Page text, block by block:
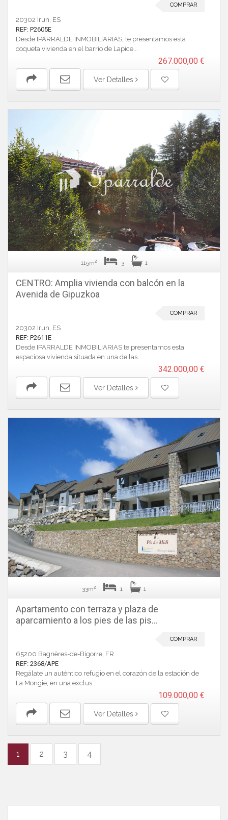
COMPRAR
20302 Irun, ES
REF: P2605E
Desde IPARRALDE INMOBILIARIAS, te presentamos esta
coqueta vivienda en el barrio de Lapice...
267.000,00 €
Ver Detalles
115m2 3 1
CENTRO: Amplia vivienda con balcón en la
Avenida de Gipuzkoa
COMPRAR
20302 Irun, ES
REF: P2611E
Desde IPARRALDE INMOBILIARIAS te presentamos esta
espaciosa vivienda situada en una de las...
342.000,00 €
Ver Detalles
33m2 1 1
Apartamento con terraza y plaza de
aparcamiento a los pies de las pis...
COMPRAR
65200 Bagnères-de-Bigorre, FR
REF: 2368/APE
Regálate un auténtico refugio en el corazón de la estación de
La Mongie, en una exclus...
109.000,00 €
Ver Detalles
1 2 3 4